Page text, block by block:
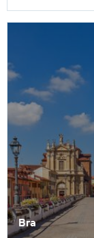
Bra